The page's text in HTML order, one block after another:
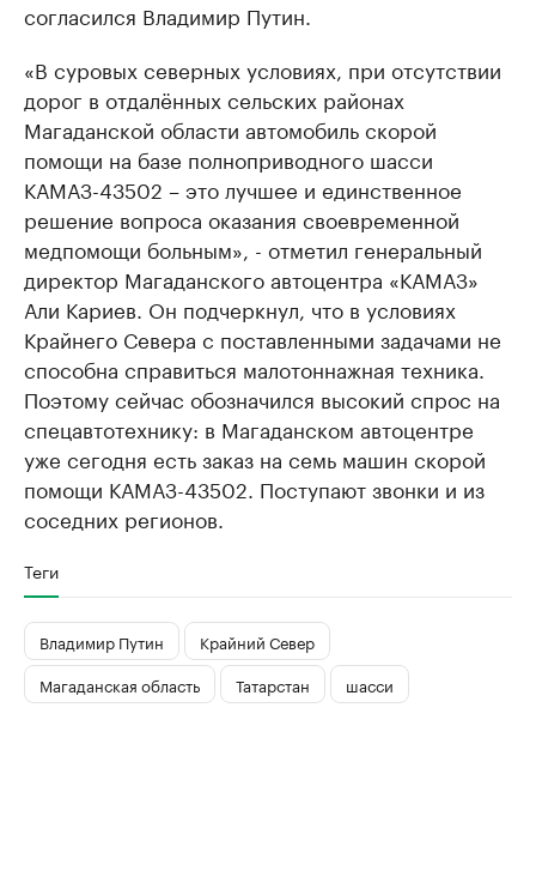
согласился Владимир Путин.
«В суровых северных условиях, при отсутствии
дорог в отдалённых сельских районах
Магаданской области автомобиль скорой
помощи на базе полноприводного шасси
КАМАЗ-43502 – это лучшее и единственное
решение вопроса оказания своевременной
медпомощи больным», - отметил генеральный
директор Магаданского автоцентра «КАМАЗ»
Али Кариев. Он подчеркнул, что в условиях
Крайнего Севера с поставленными задачами не
способна справиться малотоннажная техника.
Поэтому сейчас обозначился высокий спрос на
спецавтотехнику: в Магаданском автоцентре
уже сегодня есть заказ на семь машин скорой
помощи КАМАЗ-43502. Поступают звонки и из
соседних регионов.
Теги
Владимир Путин
Крайний Север
Магаданская область
Татарстан шасси